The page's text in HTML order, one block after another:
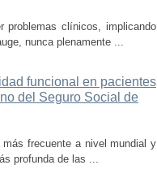
problemas clínicos, implicando
nunca plenamente ...
funcional en pacientes
del Seguro Social de
más frecuente a nivel mundial y
profunda de las ...